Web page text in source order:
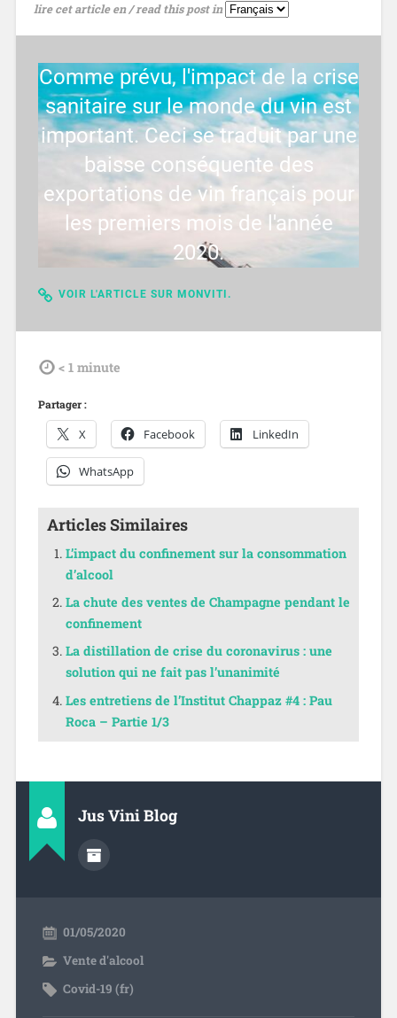
lire cet article en / read this post in
Comme prévu, l'impact de la crise
sanitaire sur le monde du vin est
important. Ceci se traduit par une
baisse conséquente des
exportations de vin français pour
les premiers mois de l'année
2020.
VOIR L'ARTICLE SUR MONVITI.
tdl < 1 minute
Partager :
X Facebook LinkedIn
WhatsApp
Articles Similaires
L’impact du confinement sur la consommation
d’alcool
La chute des ventes de Champagne pendant le
confinement
La distillation de crise du coronavirus : une
solution qui ne fait pas l’unanimité
Les entretiens de l’Institut Chappaz #4 : Pau
Roca – Partie 1/3
Jus Vini Blog
01/05/2020
Vente d'alcool
Covid-19 (fr)